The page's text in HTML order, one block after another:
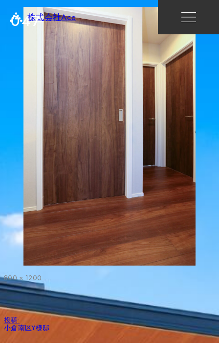
株式会社Ace
047
フ
ル
サ
イ
ズ
800 × 1200
投
稿
ナ
投稿:
小倉南区Y様邸